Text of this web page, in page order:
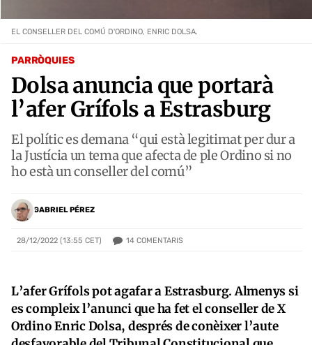
PARRÒQUIES
Dolsa anuncia que portarà
l’afer Grífols a Estrasburg
El polític es demana “qui està legitimat per dur a
la Justícia un tema que afecta de ple Ordino si no
ho està un conseller del comú”
GABRIEL PÉREZ
28/12/2022 (13:55 CET) 14 COMENTARIS
EL CONSELLER DEL COMÚ D'ORDINO, ENRIC DOLSA.
L’afer Grífols pot agafar a Estrasburg. Almenys si
es compleix l’anunci que ha fet el conseller de X
Ordino Enric Dolsa, després de conèixer l’aute